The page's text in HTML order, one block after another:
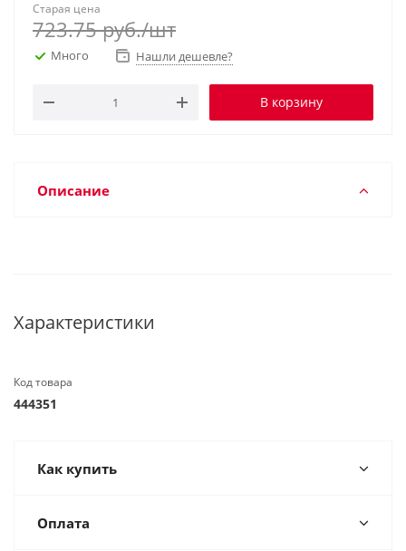
Старая цена
723.75руб./шт
Много Нашли дешевле?
В корзину
Описание
Характеристики
Код товара
444351
Как купить
Оплата